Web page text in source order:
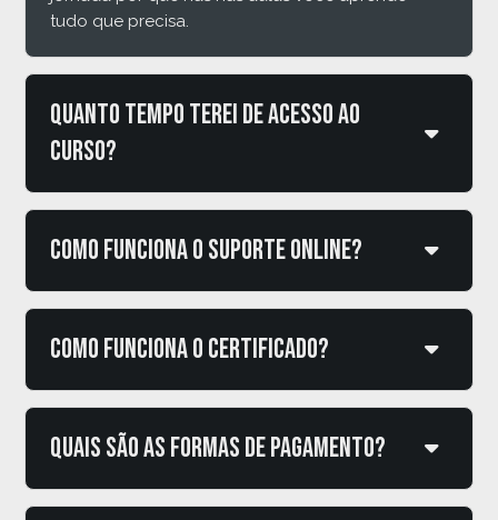
tudo que precisa.
Quanto tempo terei de acesso ao
curso?
Como funciona o suporte online?
Como funciona o certificado?
Quais são as formas de pagamento?